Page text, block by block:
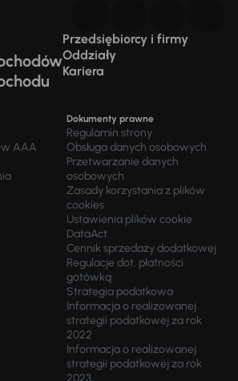
Przedsiębiorcy i firmy
Oddziały
Kariera
AAA
Dokumenty prawne
Regulamin strony
Obsługa danych osobowych
Przetwarzanie danych
osobowych
Zasady korzystania z plików
cookies
Ustawienia plików cookie
DataAct
Cennik sprzedaży dodatkowej
Regulacje dot. płatności
gotówką
Strategia podatkowa
Informacja o realizowanej
strategii podatkowej za rok
2022
Informacja o realizowanej
strategii podatkowej za rok
2023